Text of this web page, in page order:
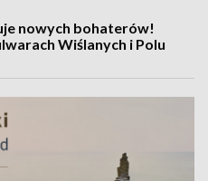
nowych bohaterów!
Wiślanych i Polu